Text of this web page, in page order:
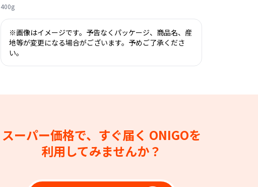
400g
※画像はイメージです。予告なくパッケージ、商品名、産
地等が変更になる場合がございます。予めご了承くださ
い。
スーパー価格で、すぐ届く ONIGOを
利用してみませんか？